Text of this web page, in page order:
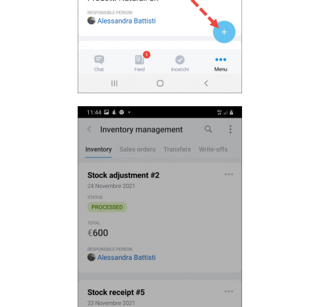
Prenotazione online
Sales Center
Analisi CRM
Generatore BI
Bitrix24 Market
Siti e store
Online store
Dipendenti